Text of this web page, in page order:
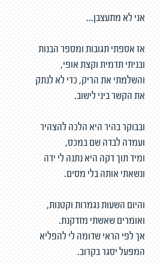
אני לא מתעצבן...
אז אספתי תגובות ומספר הבנות
ובניתי תדמית וקצת אופי,
והשלמתי את הריק, כדי לא לנתק
את הקשר ביני לישוב.
ובבוקר בהיר היא הלכה להצהיר
ועמדה לבדה שם במכס,
ומיד תוך דקה היא נתנה לי ידה
ונשאתי אותה בלי מסים.
והיום השעות נגמרות וקטנות,
ואומרים שאשתי מזדקנת.
אך לפי הראי שדומה לי להפליא
המפעל יסגר בקרוב.